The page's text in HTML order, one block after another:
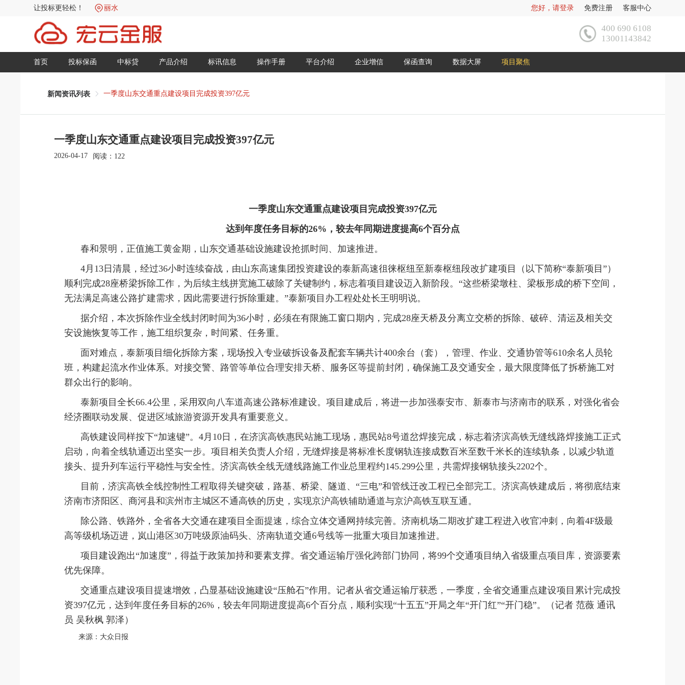
让投标更轻松！ 丽水 客服中心
免费注册
您好，请登录
400 690 6108
13001143842
首页 投标保函 中标贷 产品介绍 标讯信息 操作手册 平台介绍 企业增信 保函查询 数据大屏 项目聚焦
新闻资讯列表 一季度山东交通重点建设项目完成投资397亿元
一季度山东交通重点建设项目完成投资397亿元
2026-04-17 阅读： 122
一季度山东交通重点建设项目完成投资397亿元
达到年度任务目标的26%，较去年同期进度提高6个百分点
春和景明，正值施工黄金期，山东交通基础设施建设抢抓时间、加速推进。
4月13日清晨，经过36小时连续奋战，由山东高速集团投资建设的泰新高速徂徕枢纽至新泰枢纽段改扩建项目（以下简称“泰新项目”）
顺利完成28座桥梁拆除工作，为后续主线拼宽施工破除了关键制约，标志着项目建设迈入新阶段。“这些桥梁墩柱、梁板形成的桥下空间，
无法满足高速公路扩建需求，因此需要进行拆除重建。”泰新项目办工程处处长王明明说。
据介绍，本次拆除作业全线封闭时间为36小时，必须在有限施工窗口期内，完成28座天桥及分离立交桥的拆除、破碎、清运及相关交
安设施恢复等工作，施工组织复杂，时间紧、任务重。
面对难点，泰新项目细化拆除方案，现场投入专业破拆设备及配套车辆共计400余台（套），管理、作业、交通协管等610余名人员轮
班，构建起流水作业体系。对接交警、路管等单位合理安排天桥、服务区等提前封闭，确保施工及交通安全，最大限度降低了拆桥施工对
群众出行的影响。
泰新项目全长66.4公里，采用双向八车道高速公路标准建设。项目建成后，将进一步加强泰安市、新泰市与济南市的联系，对强化省会
经济圈联动发展、促进区域旅游资源开发具有重要意义。
高铁建设同样按下“加速键”。4月10日，在济滨高铁惠民站施工现场，惠民站8号道岔焊接完成，标志着济滨高铁无缝线路焊接施工正式
启动，向着全线轨通迈出坚实一步。项目相关负责人介绍，无缝焊接是将标准长度钢轨连接成数百米至数千米长的连续轨条，以减少轨道
接头、提升列车运行平稳性与安全性。济滨高铁全线无缝线路施工作业总里程约145.299公里，共需焊接钢轨接头2202个。
目前，济滨高铁全线控制性工程取得关键突破，路基、桥梁、隧道、“三电”和管线迁改工程已全部完工。济滨高铁建成后，将彻底结束
济南市济阳区、商河县和滨州市主城区不通高铁的历史，实现京沪高铁辅助通道与京沪高铁互联互通。
除公路、铁路外，全省各大交通在建项目全面提速，综合立体交通网持续完善。济南机场二期改扩建工程进入收官冲刺，向着4F级最
高等级机场迈进，岚山港区30万吨级原油码头、济南轨道交通6号线等一批重大项目加速推进。
项目建设跑出“加速度”，得益于政策加持和要素支撑。省交通运输厅强化跨部门协同，将99个交通项目纳入省级重点项目库，资源要素
优先保障。
交通重点建设项目提速增效，凸显基础设施建设“压舱石”作用。记者从省交通运输厅获悉，一季度，全省交通重点建设项目累计完成投
资397亿元，达到年度任务目标的26%，较去年同期进度提高6个百分点，顺利实现“十五五”开局之年“开门红”“开门稳”。（记者 范薇 通讯
员 吴秋枫 郭泽）
来源：大众日报